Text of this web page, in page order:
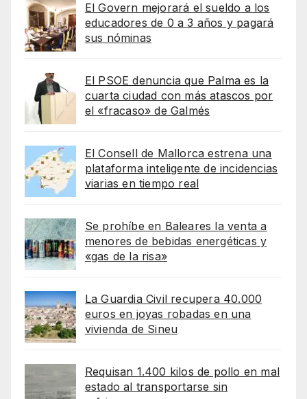
El Govern mejorará el sueldo a los
educadores de 0 a 3 años y pagará
sus nóminas
El PSOE denuncia que Palma es la
cuarta ciudad con más atascos por
el «fracaso» de Galmés
El Consell de Mallorca estrena una
plataforma inteligente de incidencias
viarias en tiempo real
Se prohíbe en Baleares la venta a
menores de bebidas energéticas y
«gas de la risa»
La Guardia Civil recupera 40.000
euros en joyas robadas en una
vivienda de Sineu
Requisan 1.400 kilos de pollo en mal
estado al transportarse sin